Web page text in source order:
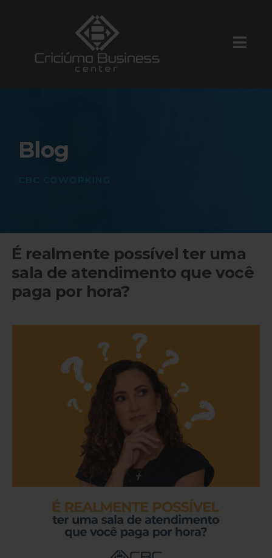
Blog
É realmente possível ter uma
sala de atendimento que você
paga por hora?